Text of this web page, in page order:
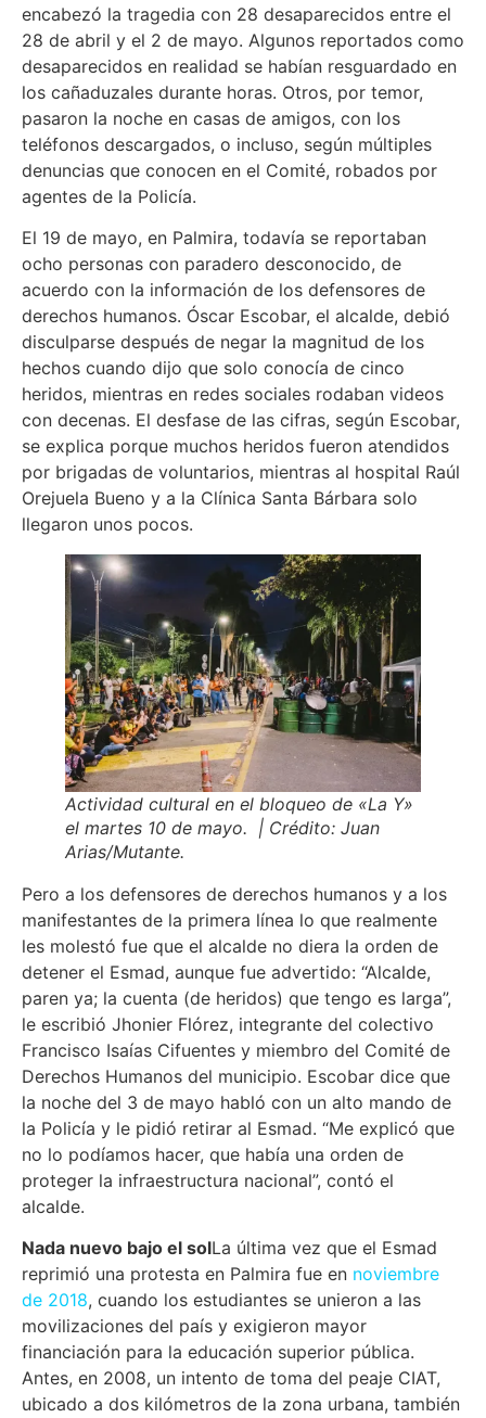
encabezó la tragedia con 28 desaparecidos entre el
28 de abril y el 2 de mayo. Algunos reportados como
desaparecidos en realidad se habían resguardado en
los cañaduzales durante horas. Otros, por temor,
pasaron la noche en casas de amigos, con los
teléfonos descargados, o incluso, según múltiples
denuncias que conocen en el Comité, robados por
agentes de la Policía.
El 19 de mayo, en Palmira, todavía se reportaban
ocho personas con paradero desconocido, de
acuerdo con la información de los defensores de
derechos humanos. Óscar Escobar, el alcalde, debió
disculparse después de negar la magnitud de los
hechos cuando dijo que solo conocía de cinco
heridos, mientras en redes sociales rodaban videos
con decenas. El desfase de las cifras, según Escobar,
se explica porque muchos heridos fueron atendidos
por brigadas de voluntarios, mientras al hospital Raúl
Orejuela Bueno y a la Clínica Santa Bárbara solo
llegaron unos pocos.
Actividad cultural en el bloqueo de «La Y»
el martes 10 de mayo. | Crédito: Juan
Arias/Mutante.
Pero a los defensores de derechos humanos y a los
manifestantes de la primera línea lo que realmente
les molestó fue que el alcalde no diera la orden de
detener el Esmad, aunque fue advertido: “Alcalde,
paren ya; la cuenta (de heridos) que tengo es larga”,
le escribió Jhonier Flórez, integrante del colectivo
Francisco Isaías Cifuentes y miembro del Comité de
Derechos Humanos del municipio. Escobar dice que
la noche del 3 de mayo habló con un alto mando de
la Policía y le pidió retirar al Esmad. “Me explicó que
no lo podíamos hacer, que había una orden de
proteger la infraestructura nacional”, contó el
alcalde.
Nada nuevo bajo el solLa última vez que el Esmad
reprimió una protesta en Palmira fue en noviembre
de 2018, cuando los estudiantes se unieron a las
movilizaciones del país y exigieron mayor
financiación para la educación superior pública.
Antes, en 2008, un intento de toma del peaje CIAT,
ubicado a dos kilómetros de la zona urbana, también